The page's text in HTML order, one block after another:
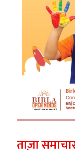
ताज़ा